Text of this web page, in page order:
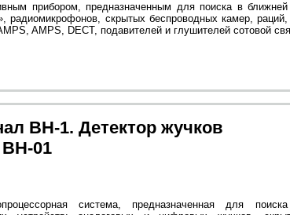
прибором, предназначенным для поиска в
радиомикрофонов, скрытых беспроводных камер,
AMPS, DECT, подавителей и глушителей сотовой
BH-1. Детектор жучков
01
система, предназначенная для